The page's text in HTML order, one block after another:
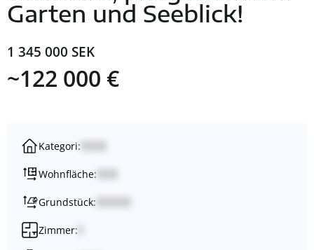
Garten und Seeblick!
1 345 000 SEK
~122 000 €
Kategori:
Wohnfläche:
Grundstück:
Zimmer: